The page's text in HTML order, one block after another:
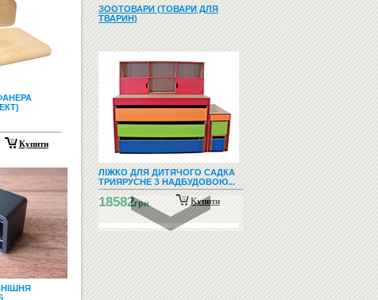
Купити
ЗООТОВАРИ (ТОВАРИ ДЛЯ
ТВАРИН)
ЛІЖКО ДЛЯ ДИТЯЧОГО САДКА
ТРИЯРУСНЕ З НАДБУДОВОЮ...
18582грн Купити